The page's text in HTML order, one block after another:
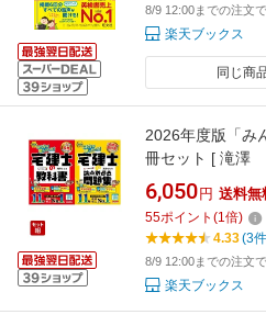
8/9 12:00までの注文
楽天ブックス
同じ商
2026年度版「み
冊セット [ 滝澤
6,050 円 送料無
55ポイント (1倍)
4.33(3
8/9 12:00までの注文
楽天ブックス